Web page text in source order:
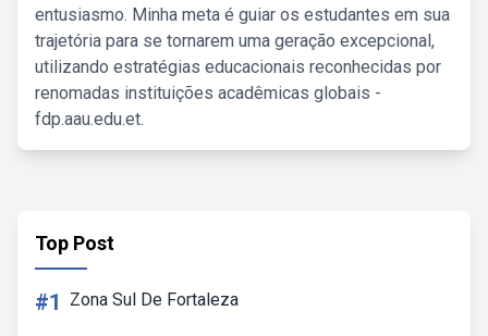
entusiasmo. Minha meta é guiar os estudantes em sua
trajetória para se tornarem uma geração excepcional,
utilizando estratégias educacionais reconhecidas por
renomadas instituições acadêmicas globais -
fdp.aau.edu.et.
Top Post
#1 Zona Sul De Fortaleza